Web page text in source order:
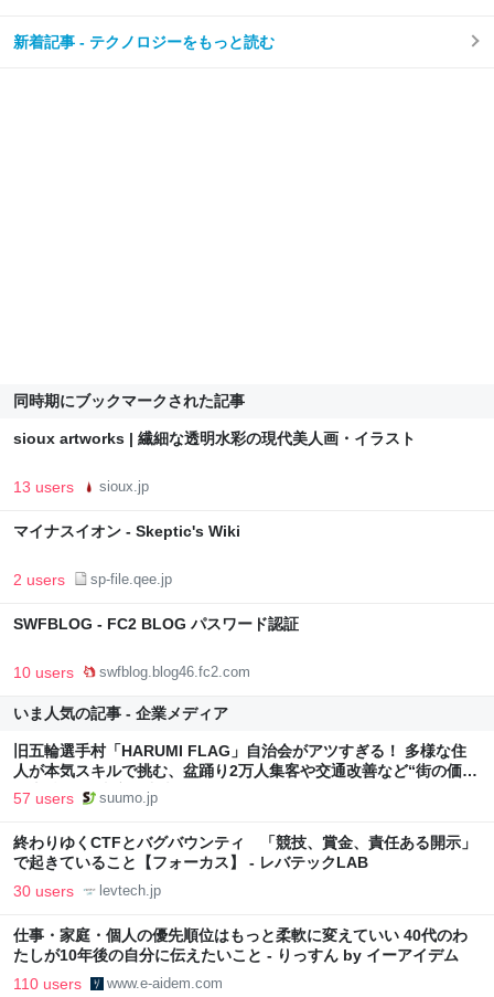
新着記事 - テクノロジーをもっと読む
同時期にブックマークされた記事
sioux artworks | 繊細な透明水彩の現代美人画・イラスト
13 users sioux.jp
マイナスイオン - Skeptic's Wiki
2 users sp-file.qee.jp
SWFBLOG - FC2 BLOG パスワード認証
10 users swfblog.blog46.fc2.com
いま人気の記事 - 企業メディア
旧五輪選手村「HARUMI FLAG」自治会がアツすぎる！ 多様な住
人が本気スキルで挑む、盆踊り2万人集客や交通改善など“街の価値
向上”戦略 東京・中央区
57 users suumo.jp
終わりゆくCTFとバグバウンティ 「競技、賞金、責任ある開示」
で起きていること【フォーカス】 - レバテックLAB
30 users levtech.jp
仕事・家庭・個人の優先順位はもっと柔軟に変えていい 40代のわ
たしが10年後の自分に伝えたいこと - りっすん by イーアイデム
110 users www.e-aidem.com